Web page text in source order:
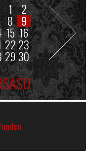
1 2
8 9
15 16
2223
2930
SASO